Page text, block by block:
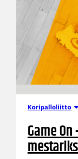
Koripalloliitto
Game